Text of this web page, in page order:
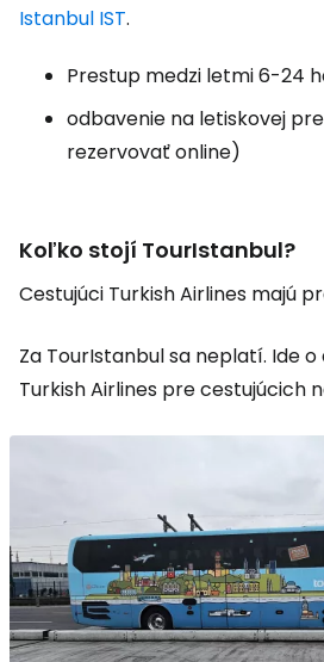
Istanbul IST.
Prestup medzi letmi 6-24
odbavenie na letiskovej
rezervovať online)
Koľko stojí TourIstanbul?
Cestujúci Turkish Airlines majú
Za TourIstanbul sa neplatí. Ide o
Turkish Airlines pre cestujúcich